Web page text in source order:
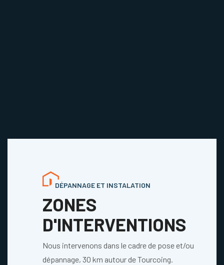
DÉPANNAGE ET INSTALATION
ZONES
D'INTERVENTIONS
Nous intervenons dans le cadre de pose et/ou
dépannage, 30 km autour de Tourcoing.